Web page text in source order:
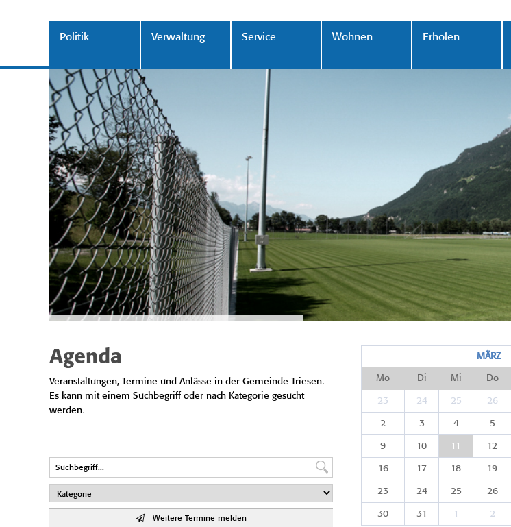
Politik Verwaltung Service Wohnen Erholen
Agenda
Veranstaltungen, Termine und Anlässe in der Gemeinde Triesen.
Es kann mit einem Suchbegriff oder nach Kategorie gesucht
werden.
Weitere Termine melden
MÄRZ
Mo Di Mi Do
23 24 25 26
2 3 4 5
9 10 11 12
16 17 18 19
23 24 25 26
30 31 1 2